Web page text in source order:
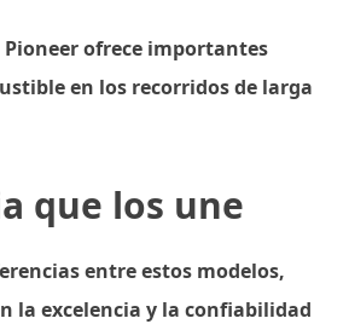
Pioneer ofrece importantes
en los recorridos de larga
que los une
entre estos modelos,
la excelencia y la confiabilidad